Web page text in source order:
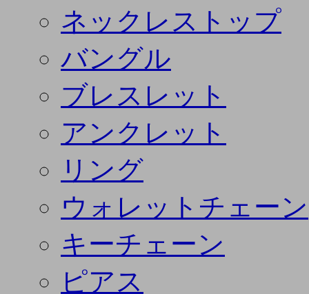
ネックレストップ
バングル
ブレスレット
アンクレット
リング
ウォレットチェーン
キーチェーン
ピアス